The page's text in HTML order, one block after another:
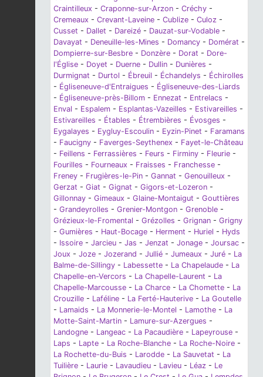
Craintilleux - Craponne-sur-Arzon - Créchy -
Cremeaux - Crevant-Laveine - Cublize - Culoz -
Cusset - Dallet - Dareizé - Dauzat-sur-Vodable -
Davayat - Deneuille-les-Mines - Domancy - Domérat -
Dompierre-sur-Besbre - Donzère - Dorat - Dore-
l'Église - Doyet - Duerne - Dullin - Dunières -
Durmignat - Durtol - Ébreuil - Échandelys - Échirolles
- Égliseneuve-d'Entraigues - Égliseneuve-des-Liards
- Égliseneuve-près-Billom - Ennezat - Entrelacs -
Enval - Espalem - Esplantas-Vazeilles - Estivareilles -
Estivareilles - Étables - Étrembières - Évosges -
Eygalayes - Eygluy-Escoulin - Eyzin-Pinet - Faramans
- Faucigny - Faverges-Seythenex - Fayet-le-Château
- Feillens - Ferrassières - Feurs - Firminy - Fleurie -
Fourilles - Fourneaux - Fraisses - Franchesse -
Freney - Frugières-le-Pin - Gannat - Genouilleux -
Gerzat - Giat - Gignat - Gigors-et-Lozeron -
Gillonnay - Gimeaux - Glaine-Montaigut - Gouttières
- Grandeyrolles - Grenier-Montgon - Grenoble -
Grézieux-le-Fromental - Grézolles - Grignan - Grigny
- Gumières - Haut-Bocage - Herment - Huriel - Hyds
- Issoire - Jarcieu - Jas - Jenzat - Jonage - Joursac -
Joux - Joze - Jozerand - Jullié - Jumeaux - Juré - La
Balme-de-Sillingy - Labessette - La Chapelaude - La
Chapelle-en-Vercors - La Chapelle-Laurent - La
Chapelle-Marcousse - La Charce - La Chomette - La
Crouzille - Laféline - La Ferté-Hauterive - La Goutelle
- Lamaids - La Monnerie-le-Montel - Lamothe - La
Motte-Saint-Martin - Lamure-sur-Azergues -
Landogne - Langeac - La Pacaudière - Lapeyrouse -
Laps - Lapte - La Roche-Blanche - La Roche-Noire -
La Rochette-du-Buis - Larodde - La Sauvetat - La
Tuilière - Laurie - Lavaudieu - Lavieu - Léaz - Le